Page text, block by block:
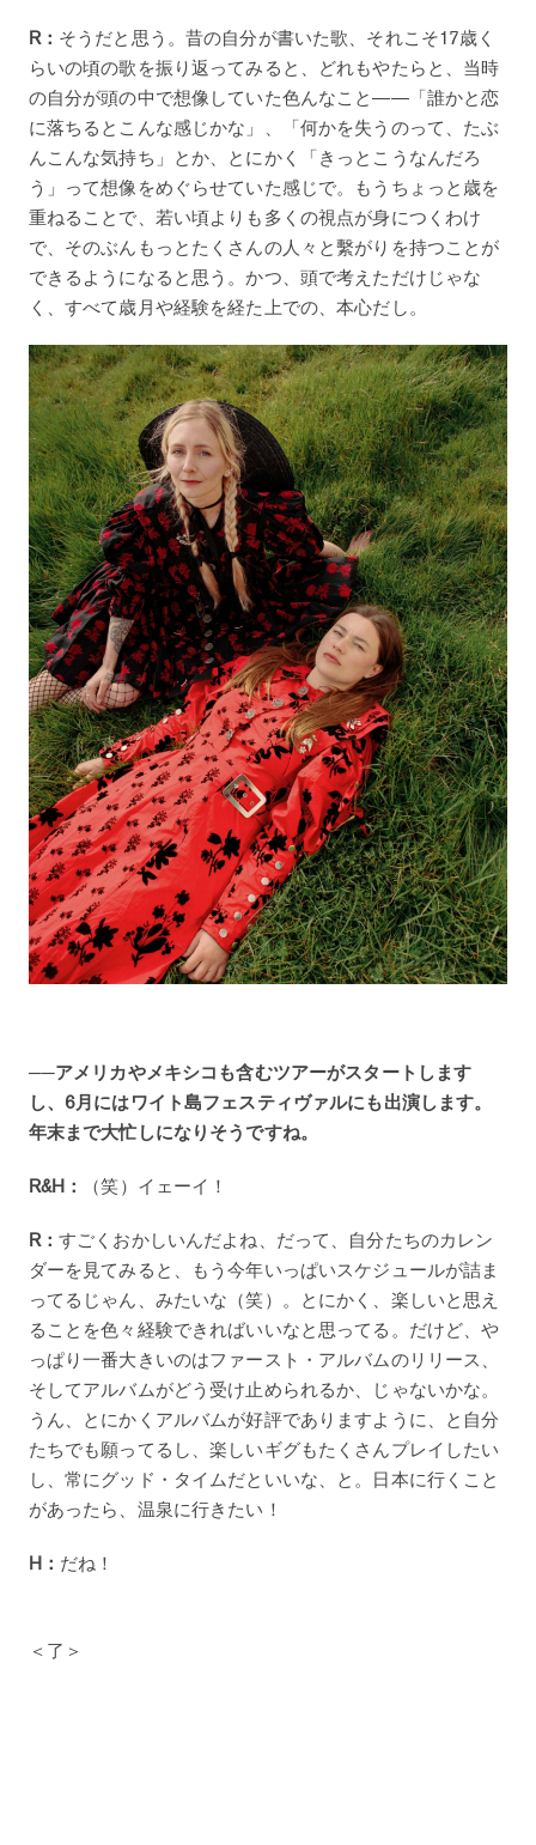
R： そうだと思う。昔の自分が書いた歌、それこそ17歳く
らいの頃の歌を振り返ってみると、どれもやたらと、当時
の自分が頭の中で想像していた色んなこと――「誰かと恋
に落ちるとこんな感じかな」、「何かを失うのって、たぶ
んこんな気持ち」とか、とにかく「きっとこうなんだろ
う」って想像をめぐらせていた感じで。もうちょっと歳を
重ねることで、若い頃よりも多くの視点が身につくわけ
で、そのぶんもっとたくさんの人々と繫がりを持つことが
できるようになると思う。かつ、頭で考えただけじゃな
く、すべて歳月や経験を経た上での、本心だし。
──アメリカやメキシコも含むツアーがスタートします
し、6月にはワイト島フェスティヴァルにも出演します。
年末まで大忙しになりそうですね。
R&H： （笑）イェーイ！
R：すごくおかしいんだよね、だって、自分たちのカレン
ダーを見てみると、もう今年いっぱいスケジュールが詰ま
ってるじゃん、みたいな（笑）。とにかく、楽しいと思え
ることを色々経験できればいいなと思ってる。だけど、や
っぱり一番大きいのはファースト・アルバムのリリース、
そしてアルバムがどう受け止められるか、じゃないかな。
うん、とにかくアルバムが好評でありますように、と自分
たちでも願ってるし、楽しいギグもたくさんプレイしたい
し、常にグッド・タイムだといいな、と。日本に行くこと
があったら、温泉に行きたい！
H： だね！
＜了＞